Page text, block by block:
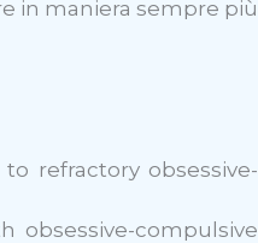
in maniera sempre più
to refractory obsessive-
obsessive-compulsive